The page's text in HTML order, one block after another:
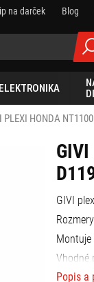
na darček Blog
ELEKTRONIKA
PLEXI HONDA
GIVI
Vhodné
Honda
Popis a